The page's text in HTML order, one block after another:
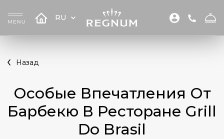
RU
Назад
Особые Впечатления От
Барбекю В Ресторане Grill
Do Brasil